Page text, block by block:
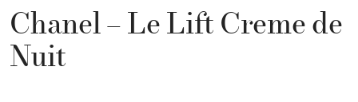
Chanel – Le Lift Creme de
Nuit